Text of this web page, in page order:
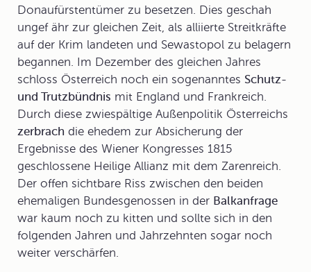
Donaufürstentümer zu besetzen. Dies geschah
ungef ähr zur gleichen Zeit, als alliierte Streitkräfte
auf der Krim landeten und Sewastopol zu belagern
begannen. Im Dezember des gleichen Jahres
schloss Österreich noch ein sogenanntes Schutz-
und Trutzbündnis mit England und Frankreich.
Durch diese zwiespältige Außenpolitik Österreichs
zerbrach die ehedem zur Absicherung der
Ergebnisse des Wiener Kongresses 1815
geschlossene Heilige Allianz mit dem Zarenreich.
Der offen sichtbare Riss zwischen den beiden
ehemaligen Bundesgenossen in der Balkanfrage
war kaum noch zu kitten und sollte sich in den
folgenden Jahren und Jahrzehnten sogar noch
weiter verschärfen.